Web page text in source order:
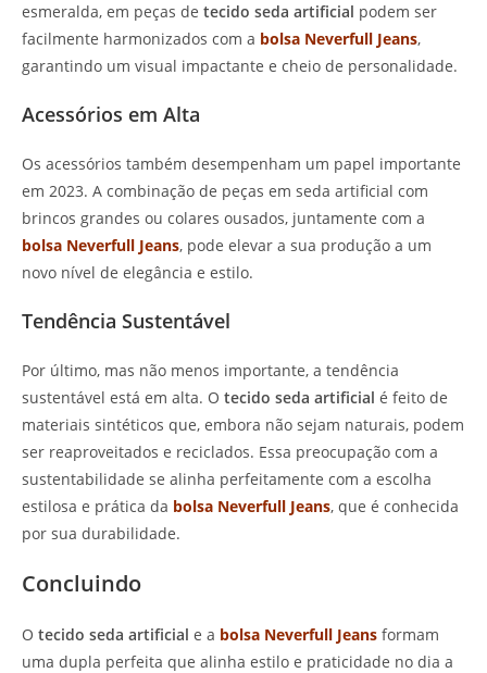
esmeralda, em peças de tecido seda artificial podem ser
facilmente harmonizados com a bolsa Neverfull Jeans,
garantindo um visual impactante e cheio de personalidade.
Acessórios em Alta
Os acessórios também desempenham um papel importante
em 2023. A combinação de peças em seda artificial com
brincos grandes ou colares ousados, juntamente com a
bolsa Neverfull Jeans, pode elevar a sua produção a um
novo nível de elegância e estilo.
Tendência Sustentável
Por último, mas não menos importante, a tendência
sustentável está em alta. O tecido seda artificial é feito de
materiais sintéticos que, embora não sejam naturais, podem
ser reaproveitados e reciclados. Essa preocupação com a
sustentabilidade se alinha perfeitamente com a escolha
estilosa e prática da bolsa Neverfull Jeans, que é conhecida
por sua durabilidade.
Concluindo
O tecido seda artificial e a bolsa Neverfull Jeans formam
uma dupla perfeita que alinha estilo e praticidade no dia a